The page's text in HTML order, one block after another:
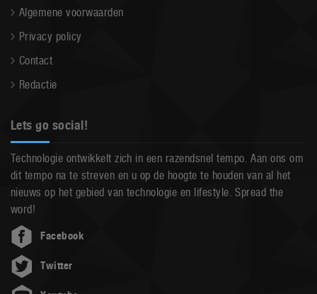
Algemene voorwaarden
Privacy policy
Contact
Redactie
Lets go social!
Technologie ontwikkelt zich in een razendsnel tempo. Aan ons om
dit tempo na te streven en u op de hoogte te houden van al het
nieuws op het gebied van technologie en lifestyle. Spread the
word!
Facebook
Twitter